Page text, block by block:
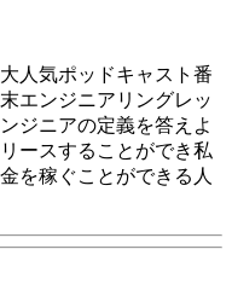
人気ポッドキャスト番
エンジニアリングレッ
ジニアの定義を答えよ
ースすることができ私
を稼ぐことができる人